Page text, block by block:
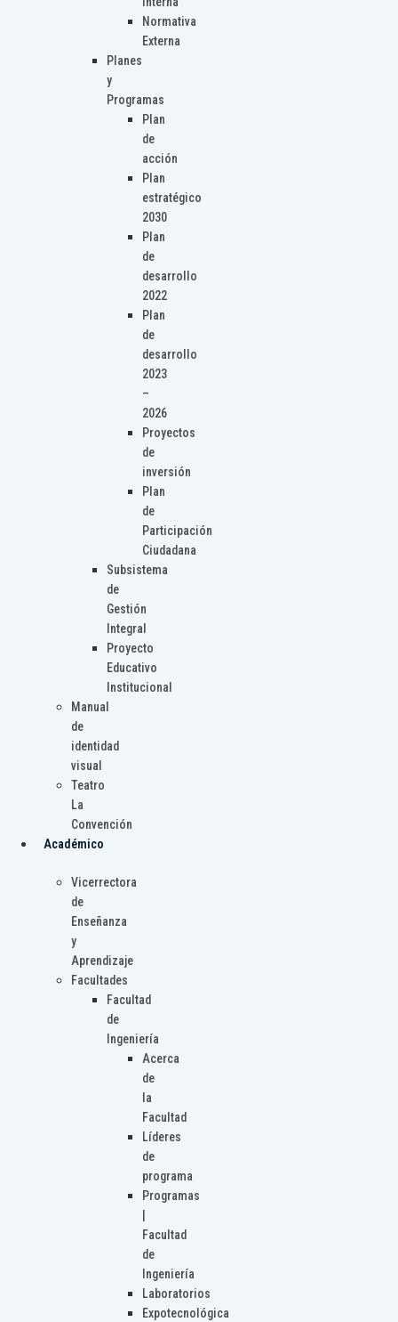
Normativa
Externa
Planes
y
Programas
Plan
de
acción
Plan
estratégico
2030
Plan
de
desarrollo
2022
Plan
de
desarrollo
2023
–
2026
Proyectos
de
inversión
Plan
de
Participación
Ciudadana
Subsistema
de
Gestión
Integral
Proyecto
Educativo
Institucional
Manual
de
identidad
visual
Teatro
La
Convención
Académico
Vicerrectora
de
Enseñanza
y
Aprendizaje
Facultades
Facultad
de
Ingeniería
Acerca
de
la
Facultad
Líderes
de
programa
Programas
Facultad
de
Ingeniería
Laboratorios
Expotecnológica